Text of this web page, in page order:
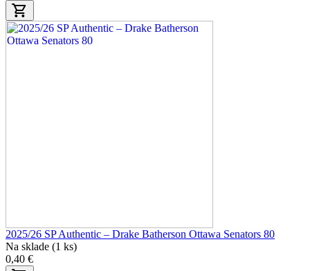
2025/26 SP Authentic – Drake Batherson Ottawa Senators 80
Na sklade (1 ks)
0,40 €